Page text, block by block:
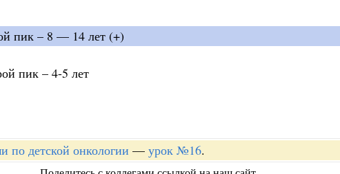
пик – 8 — 14 лет (+)
пик – 4-5 лет
по детской онкологии — урок №16.